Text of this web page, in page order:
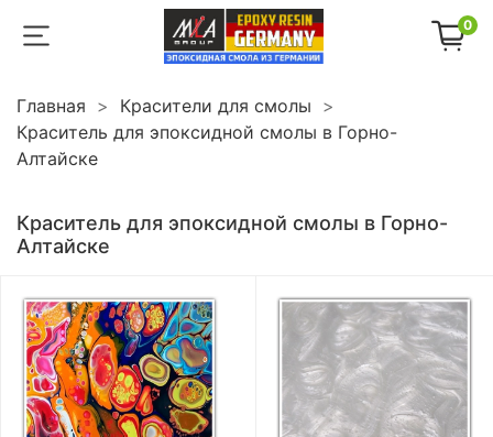
0
Главная
Красители для смолы
Краситель для эпоксидной смолы в Горно-
Алтайске
Краситель для эпоксидной смолы в Горно-
Алтайске